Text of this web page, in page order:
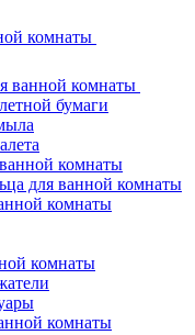
комнаты
ванной комнаты
бумаги
комнаты
для ванной комнаты
комнаты
комнаты
комнаты